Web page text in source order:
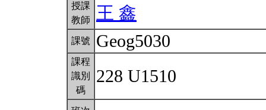
授課
教師
王 鑫
課號 Geog5030
課程
識別
碼
228 U1510